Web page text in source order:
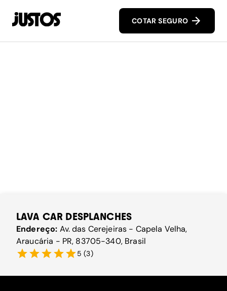
COTAR SEGURO
LAVA CAR DESPLANCHES
Endereço: Av. das Cerejeiras - Capela Velha,
Araucária - PR, 83705-340, Brasil
5 (3)